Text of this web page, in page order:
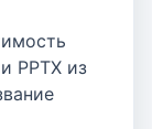
PPTX из